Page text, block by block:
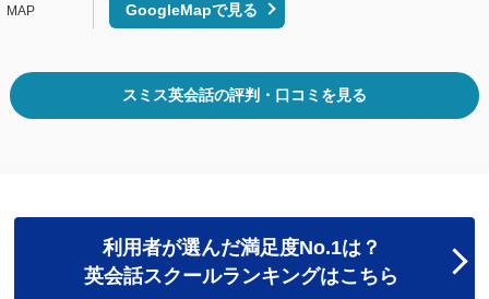
GoogleMapで見る
スミス英会話の評判・口コミを見る
利用者が選んだ満足度No.1は？
英会話スクールランキングはこちら